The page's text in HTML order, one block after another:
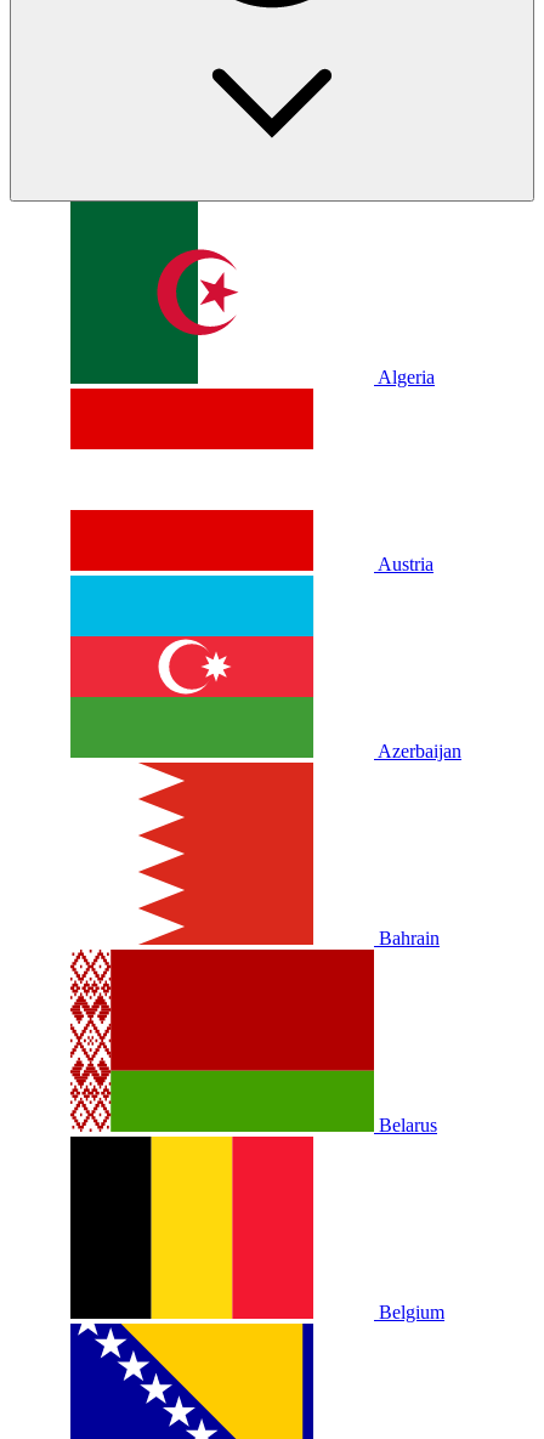
Algeria
Austria
Azerbaijan
Bahrain
Belarus
Belgium